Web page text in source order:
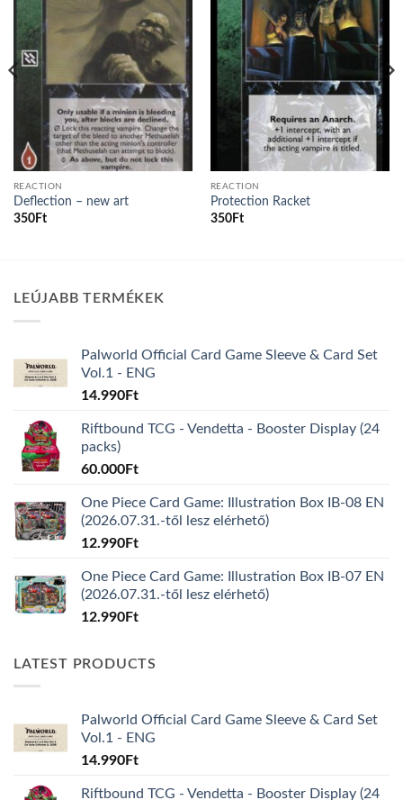
wishlist
REACTION
Deflection – new art
350Ft
wishlist
REACTION
Protection Racket
350Ft
LEÚJABB TERMÉKEK
Palworld Official Card Game Sleeve & Card Set
Vol.1 - ENG
14.990Ft
Riftbound TCG - Vendetta - Booster Display (24
packs)
60.000Ft
One Piece Card Game: Illustration Box IB-08 EN
(2026.07.31.-től lesz elérhető)
12.990Ft
One Piece Card Game: Illustration Box IB-07 EN
(2026.07.31.-től lesz elérhető)
12.990Ft
LATEST PRODUCTS
Palworld Official Card Game Sleeve & Card Set
Vol.1 - ENG
14.990Ft
Riftbound TCG - Vendetta - Booster Display (24